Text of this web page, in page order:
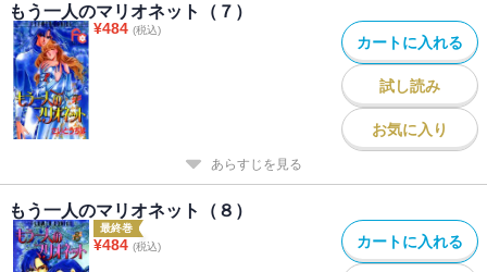
もう一人のマリオネット（７）
¥484 (税込)
カートに入れる
試し読み
お気に入り
あらすじを見る
もう一人のマリオネット（８）
最終巻
¥484 (税込) カートに入れる